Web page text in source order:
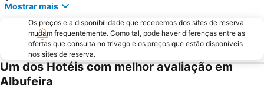
Estádio Algarve
Inatel Beach
Marina de Albufeira
AlgarveShopping
Praia da Ilha do Farol
Praia Dona Ana
Do Alvor
Ferreiras
Mostrar mais
Os preços e a disponibilidade que recebemos dos sites de reserva
mudam frequentemente. Como tal, pode haver diferenças entre as
ofertas que consulta no trivago e os preços que estão disponíveis
nos sites de reserva.
Um dos Hotéis com melhor avaliação em
Albufeira